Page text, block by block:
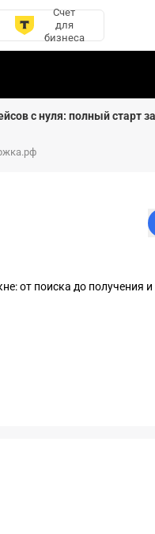
Счет
для
бизнеса
с нуля: полный старт
от поиска до получения и